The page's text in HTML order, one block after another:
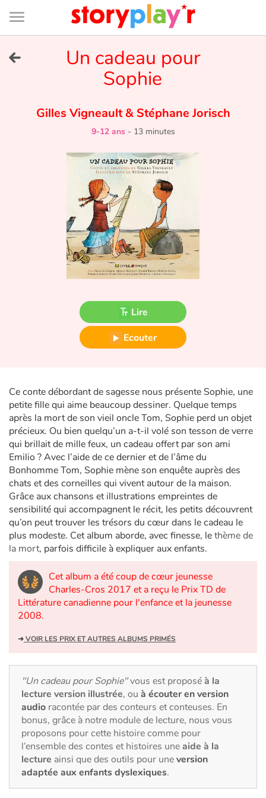
Connexion
Bibliothèque
de
page
Tester gratuitement
Bibliothèque
Contes d'ici et d'ailleurs
Fable, mythe, littérature et poésie
Princesses et princes, rois, reines et dragons
Ogres, monstres et sorcières
Écologie, nature, saisons
Les animaux
Voyage, épopée, enquête, aventure
Autour du monde
Apprentissage
Art, espace, activité
En famille
Quotidien et loisirs
Fêtes et évènements
Amour et amitié
Sujets de société
Émotions et sentiments
Un cadeau pour
Sophie
Gilles Vigneault&Stéphane Jorisch
9-12 ans- 13 minutes
Lire
Ecouter
Ce conte débordant de sagesse nous présente Sophie, une
petite fille qui aime beaucoup dessiner. Quelque temps
après la mort de son vieil oncle Tom, Sophie perd un objet
précieux. Ou bien quelqu’un a-t-il volé son tesson de verre
qui brillait de mille feux, un cadeau offert par son ami
Emilio ? Avec l’aide de ce dernier et de l’âme du
Bonhomme Tom, Sophie mène son enquête auprès des
chats et des corneilles qui vivent autour de la maison.
Grâce aux chansons et illustrations empreintes de
sensibilité qui accompagnent le récit, les petits découvrent
qu’on peut trouver les trésors du cœur dans le cadeau le
plus modeste. Cet album aborde, avec finesse, lethème de
la mort, parfois difficile à expliquer aux enfants.
Cet album a été coup de cœur jeunesse
Charles-Cros 2017 et a reçu le Prix TD de
Littérature canadienne pour l'enfance et la jeunesse
2008.
➜VOIR LES PRIX ET AUTRES ALBUMS PRIMÉS
"Un cadeau pour Sophie"vous est proposéà la
lecture version illustrée, ou à écouter en version
audio racontée par des conteurs et conteuses. En
bonus, grâce à notre module de lecture, nous vous
proposons pour cette histoire comme pour
l’ensemble des contes et histoires uneaide à la
lecture ainsi que des outils pour uneversion
adaptée aux enfants dyslexiques.